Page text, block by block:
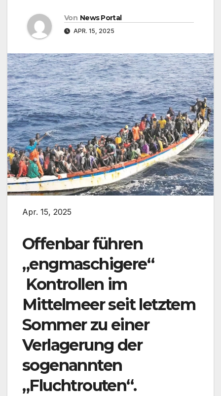
Von News Portal
APR. 15, 2025
Apr. 15, 2025
Offenbar führen
„engmaschigere“
Kontrollen im
Mittelmeer seit letztem
Sommer zu einer
Verlagerung der
sogenannten
„Fluchtrouten“.